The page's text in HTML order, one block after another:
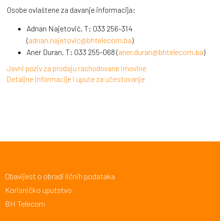
Osobe ovlaštene za davanje informacija:
Adnan Najetović, T: 033 256-314
(adnan.najetovic@bhtelecom.ba)
Aner Duran, T: 033 255-068 (aner.duran@bhtelecom.ba)
Javni poziv za prodaju rashodovane imovine
Detaljne informacije i upute za učestovanje
Obavijest o obradi ličnih podataka
Korisničko uputstvo
BH Telecom